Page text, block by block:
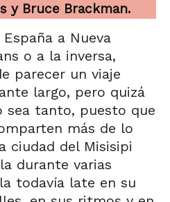
y Bruce Brackman.
España a Nueva
o a la inversa,
parecer un viaje
largo, pero quizá
sea tanto, puesto que
más de lo
ciudad del Misisipi
durante varias
todavía late en su